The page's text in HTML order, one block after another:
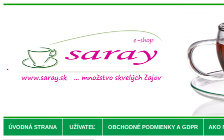
ÚVODNÁ STRANA UŽÍVATEĽ OBCHODNÉ PODMIENKY A GDPR AKO